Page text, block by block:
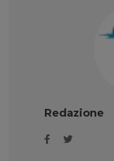
Redazione